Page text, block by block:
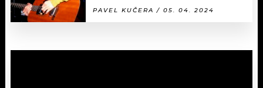
PAVEL KUČERA / 05. 04. 2024